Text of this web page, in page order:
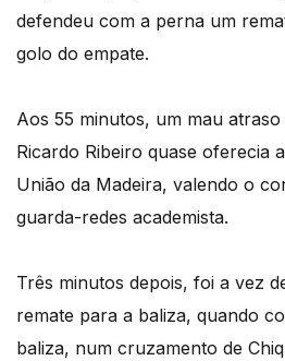
defendeu com a perna um
golo do empate.
Aos 55 minutos, um mau
Ricardo Ribeiro quase oferecia
União da Madeira, valendo o
guarda-redes academista.
Três minutos depois, foi a vez
remate para a baliza, quando
baliza, num cruzamento de